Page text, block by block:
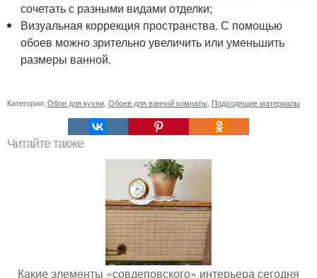
сочетать с разными видами отделки;
Визуальная коррекция пространства. С помощью
обоев можно зрительно увеличить или уменьшить
размеры ванной.
Категории: Обои для кухни Обоев для ванной комнаты Подходящие материалы
Читайте также
Какие элементы «совдеповского» интерьера сегодня